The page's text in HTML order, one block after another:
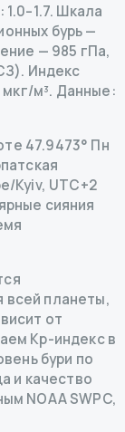
Шкала
бурь—
— 985 гПа,
Индекс
м³. Данные:
47.9473° Пн
Kyiv, UTC+2
сияния
планеты,
от
Kp-индекс в
бури по
и качество
NOAA SWPC,